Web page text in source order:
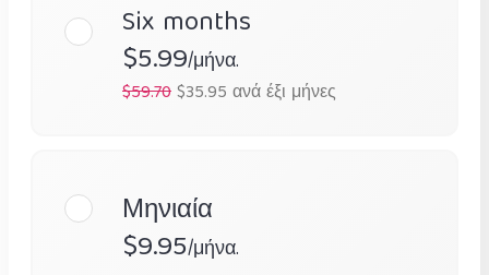
Six months
$5.99/μήνα.
$59.70$35.95 ανά έξι μήνες
Μηνιαία
$9.95/μήνα.